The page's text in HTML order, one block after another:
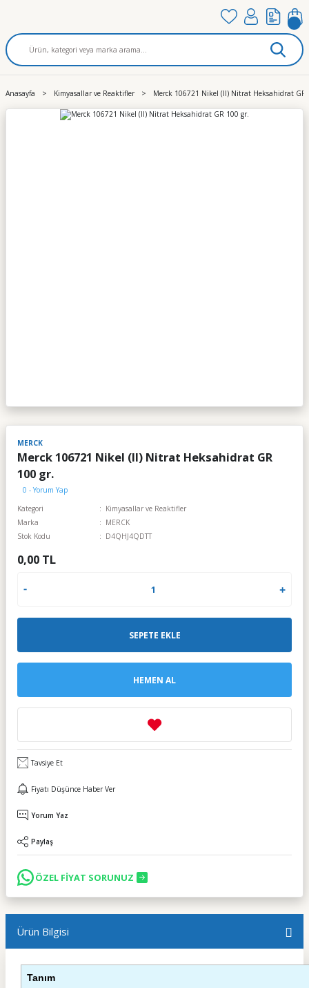
Anasayfa Kimyasallar ve Reaktifler Merck 106721 Nikel (II) Nitrat Heksahidrat GR
MERCK
Merck 106721 Nikel (II) Nitrat Heksahidrat GR
100 gr.
0 - Yorum Yap
Kategori
Kimyasallar ve Reaktifler
Marka
MERCK
Stok Kodu
D4QHJ4QDTT
0,00 TL
SEPETE EKLE
HEMEN AL
Tavsiye Et
Fiyatı Düşünce Haber Ver
Yorum Yaz
Paylaş
ÖZEL FİYAT SORUNUZ
Ürün Bilgisi
Tanım